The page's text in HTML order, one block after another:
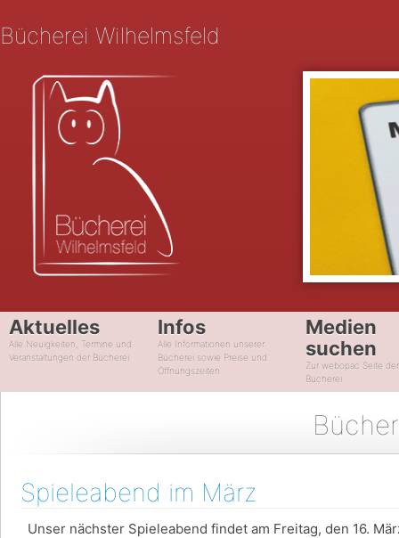
Bücherei Wilhelmsfeld
Aktuelles
Alle Neuigkeiten, Termine und
Veranstaltungen der Bücherei
Infos
Alle Informationen unserer
Bücherei sowie Preise und
Öffnungszeiten
Medien
suchen
Zur webopac Seite der
Bücherei.
Spieleabend im März
Unser nächster Spieleabend findet am Freitag, den 16.